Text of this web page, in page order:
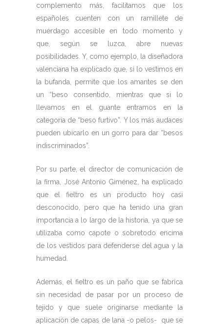
complemento más, facilitamos que los
españoles cuenten con un ramillete de
muérdago accesible en todo momento y
que, según se luzca, abre nuevas
posibilidades. Y, como ejemplo, la diseñadora
valenciana ha explicado que, si lo vestimos en
la bufanda, permite que los amantes se den
un “beso consentido, mientras que si lo
llevamos en el guante entramos en la
categoría de “beso furtivo”. Y los más audaces
pueden ubicarlo en un gorro para dar “besos
indiscriminados”.
Por su parte, el director de comunicación de
la firma, José Antonio Giménez, ha explicado
que el fieltro es un producto hoy casi
desconocido, pero que ha tenido una gran
importancia a lo largo de la historia, ya que se
utilizaba como capote o sobretodo encima
de los vestidos para defenderse del agua y la
humedad.
Además, el fieltro es un paño que se fabrica
sin necesidad de pasar por un proceso de
tejido y que suele originarse mediante la
aplicación de capas de lana -o pelos- que se